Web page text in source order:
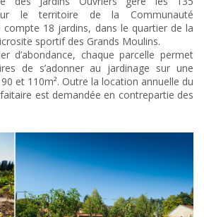
le territoire de la Communauté
compte 18 jardins, dans le quartier de la
sportif des Grands Moulins.
d’abondance, chaque parcelle permet
de s’adonner au jardinage sur une
et 110m². Outre la location annuelle du
est demandée en contrepartie des